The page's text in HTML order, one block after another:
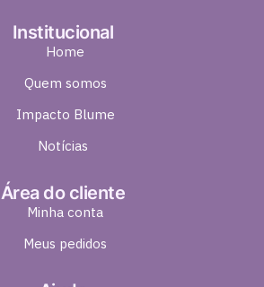
Institucional
Home
Quem somos
Impacto Blume
Notícias
Área do cliente
Minha conta
Meus pedidos